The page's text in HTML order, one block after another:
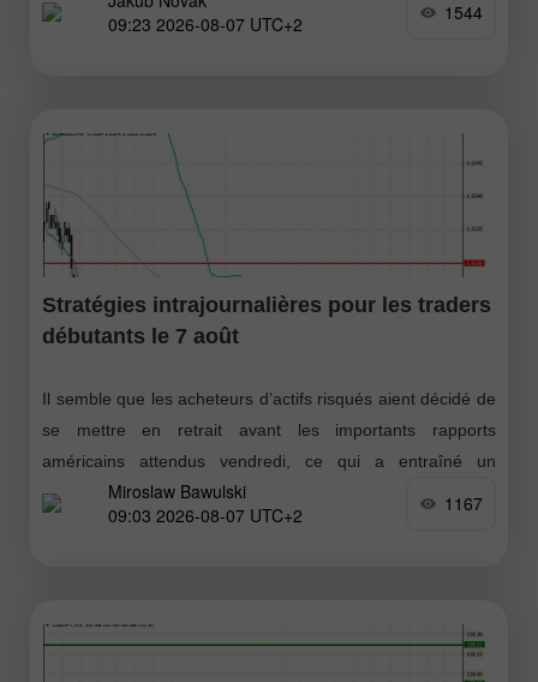
09:23 2026-08-07 UTC+2
1544
Stratégies intrajournalières pour les traders
débutants le 7 août
Il semble que les acheteurs d’actifs risqués aient décidé de
se mettre en retrait avant les importants rapports
américains attendus vendredi, ce qui a entraîné un
renforcement du dollar
Miroslaw Bawulski
09:03 2026-08-07 UTC+2
1167